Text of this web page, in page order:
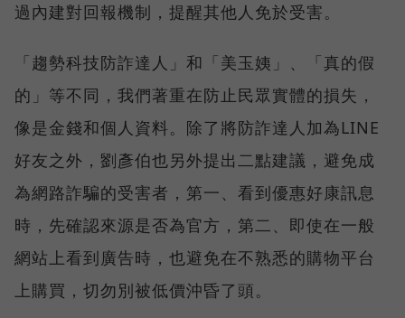
過內建對回報機制，提醒其他人免於受害。
「趨勢科技防詐達人」和「美玉姨」、「真的假
的」等不同，我們著重在防止民眾實體的損失，
像是金錢和個人資料。除了將防詐達人加為LINE
好友之外，劉彥伯也另外提出二點建議，避免成
為網路詐騙的受害者，第一、看到優惠好康訊息
時，先確認來源是否為官方，第二、即使在一般
網站上看到廣告時，也避免在不熟悉的購物平台
上購買，切勿別被低價沖昏了頭。